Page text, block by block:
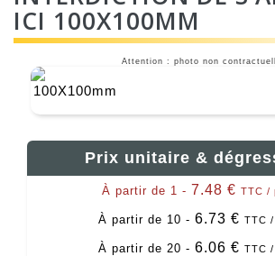
ICI 100X100MM
Attention : photo non
Prix unitaire &
À partir de 1 - 7.48 € TTC /
À partir de 10 - 6.73 € TTC
À partir de 20 - 6.06 € TTC